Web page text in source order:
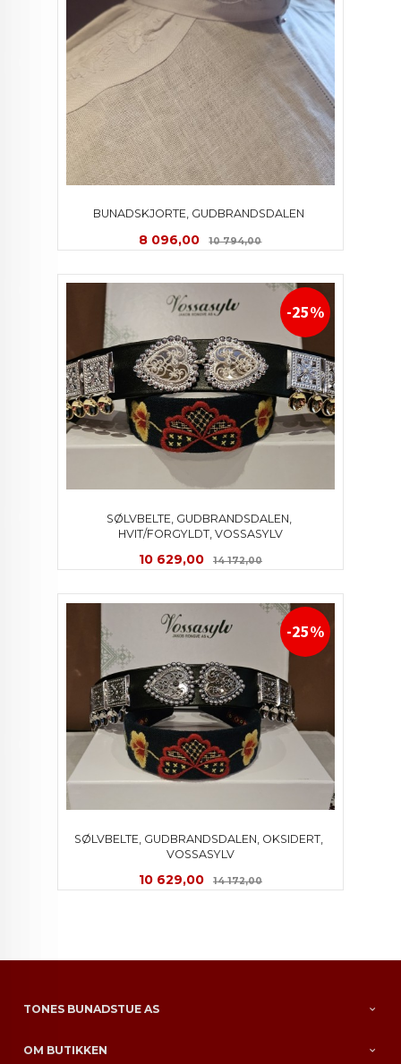
BUNADSKJORTE, GUDBRANDSDALEN
Tilbud
8 096,00 10 794,00Rabatt
SØLVBELTE, GUDBRANDSDALEN,
HVIT/FORGYLDT, VOSSASYLV
Tilbud
10 629,00 14 172,00Rabatt
-25%
SØLVBELTE, GUDBRANDSDALEN, OKSIDERT,
VOSSASYLV
Tilbud
10 629,00 14 172,00Rabatt
-25%
TONES BUNADSTUE AS
OM BUTIKKEN